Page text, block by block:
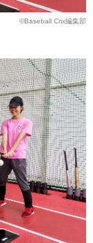
©Baseball Crix編集部